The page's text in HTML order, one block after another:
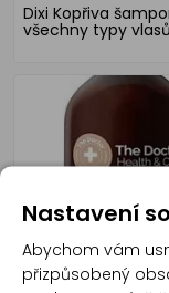
Dixi Kopřiva
všechny typy
The Doctor Tar
šampo proti
Nastavení
Abychom vám
přizpůsobený